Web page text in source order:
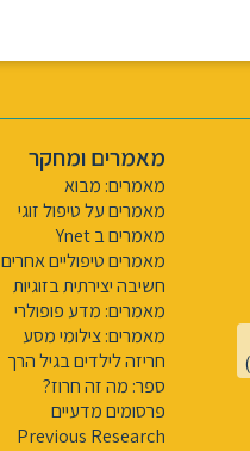
מאמרים ומחקר
מאמרים: מבוא
מאמרים על טיפול זוגי
מאמרים ב Ynet
מאמרים טיפוליים אחרים
חשיבה יצירתית בזוגיות
מאמרים: מדע פופולרי
מאמרים: צילומי מסע
חריזה לילדים בגיל הרך
ספר: מה זה חרוז?
פרסומים מדעיים
Previous Research